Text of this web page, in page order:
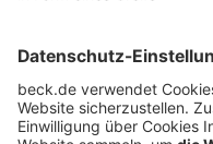
Anzeigen